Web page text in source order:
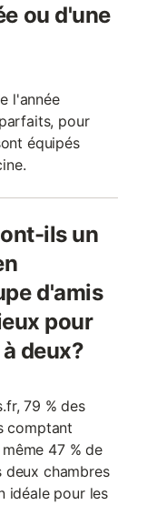
ou d'une
l'année
pour
équipés
ils un
d'amis
pour
deux?
79 % des
comptant
47 % de
chambres
idéale pour les